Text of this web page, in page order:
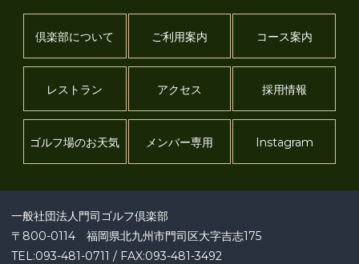
ナ
ビ
ー
シ
ョ
ン
倶楽部について ご利用案内 コース案内
レストラン アクセス 採用情報
ゴルフ場のお天気 メンバー専用 Instagram
一般社団法人門司ゴルフ倶楽部
〒800-0114 福岡県北九州市門司区大字吉志175
TEL:093-481-0711 / FAX:093-481-3492